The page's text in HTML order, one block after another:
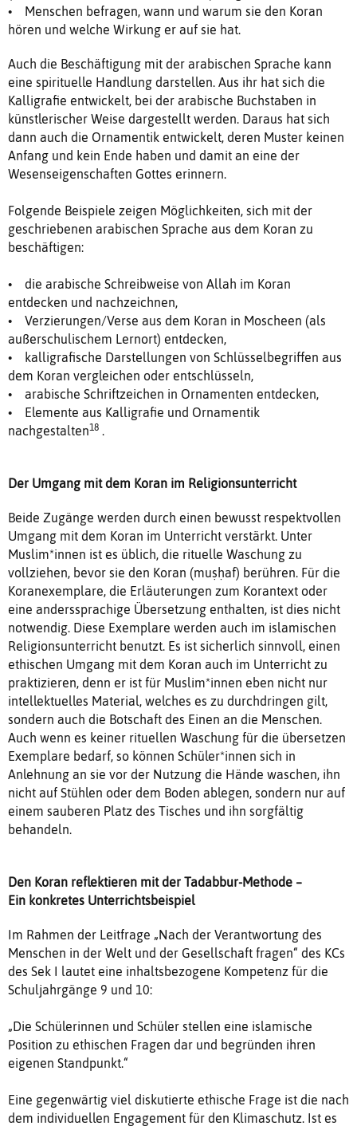
• Menschen befragen, wann und warum sie den Koran
hören und welche Wirkung er auf sie hat.
Auch die Beschäftigung mit der arabischen Sprache kann
eine spirituelle Handlung darstellen. Aus ihr hat sich die
Kalligrafie entwickelt, bei der arabische Buchstaben in
künstlerischer Weise dargestellt werden. Daraus hat sich
dann auch die Ornamentik entwickelt, deren Muster keinen
Anfang und kein Ende haben und damit an eine der
Wesenseigenschaften Gottes erinnern.
Folgende Beispiele zeigen Möglichkeiten, sich mit der
geschriebenen arabischen Sprache aus dem Koran zu
beschäftigen:
• die arabische Schreibweise von Allah im Koran
entdecken und nachzeichnen,
• Verzierungen/Verse aus dem Koran in Moscheen (als
außerschulischem Lernort) entdecken,
• kalligrafische Darstellungen von Schlüsselbegriffen aus
dem Koran vergleichen oder entschlüsseln,
• arabische Schriftzeichen in Ornamenten entdecken,
• Elemente aus Kalligrafie und Ornamentik
nachgestalten18 .
Der Umgang mit dem Koran im Religionsunterricht
Beide Zugänge werden durch einen bewusst respektvollen
Umgang mit dem Koran im Unterricht verstärkt. Unter
Muslim*innen ist es üblich, die rituelle Waschung zu
vollziehen, bevor sie den Koran (muṣḥaf) berühren. Für die
Koranexemplare, die Erläuterungen zum Korantext oder
eine anderssprachige Übersetzung enthalten, ist dies nicht
notwendig. Diese Exemplare werden auch im islamischen
Religionsunterricht benutzt. Es ist sicherlich sinnvoll, einen
ethischen Umgang mit dem Koran auch im Unterricht zu
praktizieren, denn er ist für Muslim*innen eben nicht nur
intellektuelles Material, welches es zu durchdringen gilt,
sondern auch die Botschaft des Einen an die Menschen.
Auch wenn es keiner rituellen Waschung für die übersetzen
Exemplare bedarf, so können Schüler*innen sich in
Anlehnung an sie vor der Nutzung die Hände waschen, ihn
nicht auf Stühlen oder dem Boden ablegen, sondern nur auf
einem sauberen Platz des Tisches und ihn sorgfältig
behandeln.
Den Koran reflektieren mit der Tadabbur-Methode –
Ein konkretes Unterrichtsbeispiel
Im Rahmen der Leitfrage „Nach der Verantwortung des
Menschen in der Welt und der Gesellschaft fragen“ des KCs
des Sek I lautet eine inhaltsbezogene Kompetenz für die
Schuljahrgänge 9 und 10:
„Die Schülerinnen und Schüler stellen eine islamische
Position zu ethischen Fragen dar und begründen ihren
eigenen Standpunkt.“
Eine gegenwärtig viel diskutierte ethische Frage ist die nach
dem individuellen Engagement für den Klimaschutz. Ist es